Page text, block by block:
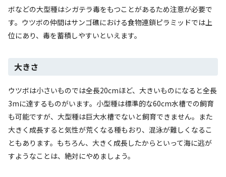
ボなどの大型種はシガテラ毒をもつことがあるため注意が必要で
す。ウツボの仲間はサンゴ礁における食物連鎖ピラミッドでは上
位にあり、毒を蓄積しやすいといえます。
大きさ
ウツボは小さいものでは全長20cmほど、大きいものになると全長
3mに達するものがいます。小型種は標準的な60cm水槽での飼育
も可能ですが、大型種は巨大水槽でないと飼育できません。また
大きく成長すると気性が荒くなる種もおり、混泳が難しくなるこ
ともあります。もちろん、大きく成長したからといって海に逃が
すようなことは、絶対にやめましょう。